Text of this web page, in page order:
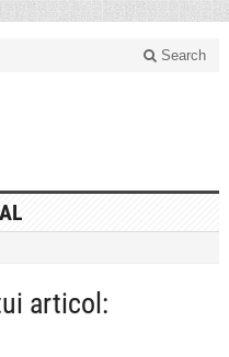
Search
articol: